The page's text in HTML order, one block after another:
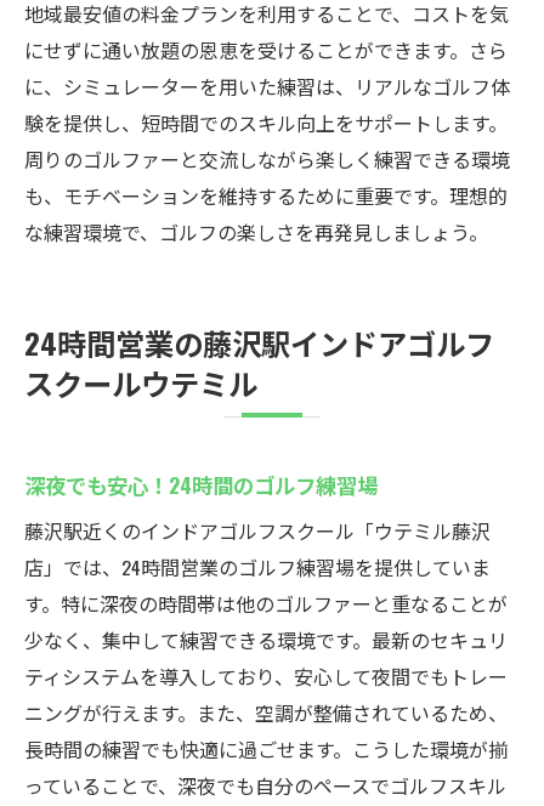
地域最安値の料金プランを利用することで、コストを気
にせずに通い放題の恩恵を受けることができます。さら
に、シミュレーターを用いた練習は、リアルなゴルフ体
験を提供し、短時間でのスキル向上をサポートします。
周りのゴルファーと交流しながら楽しく練習できる環境
も、モチベーションを維持するために重要です。理想的
な練習環境で、ゴルフの楽しさを再発見しましょう。
24時間営業の藤沢駅インドアゴルフ
スクールウテミル
深夜でも安心！24時間のゴルフ練習場
藤沢駅近くのインドアゴルフスクール「ウテミル藤沢
店」では、24時間営業のゴルフ練習場を提供していま
す。特に深夜の時間帯は他のゴルファーと重なることが
少なく、集中して練習できる環境です。最新のセキュリ
ティシステムを導入しており、安心して夜間でもトレー
ニングが行えます。また、空調が整備されているため、
長時間の練習でも快適に過ごせます。こうした環境が揃
っていることで、深夜でも自分のペースでゴルフスキル